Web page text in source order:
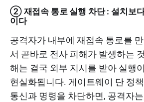
② 재접속 통로 실행 차단 : 설치보
이다
공격자가 내부에 재접속 통로를
서 곧바로 전사 피해가 발생하는
해는 결국 외부 지시를 받아 실행
현실화됩니다. 게이트웨이 단 정
통신과 명령을 차단하면, 공격자